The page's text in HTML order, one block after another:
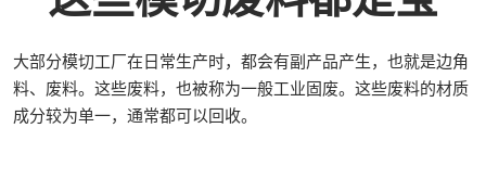
大部分模切工厂在日常生产时，都会有副产品产生，也就是边角
料、废料。这些废料，也被称为一般工业固废。这些废料的材质
成分较为单一，通常都可以回收。